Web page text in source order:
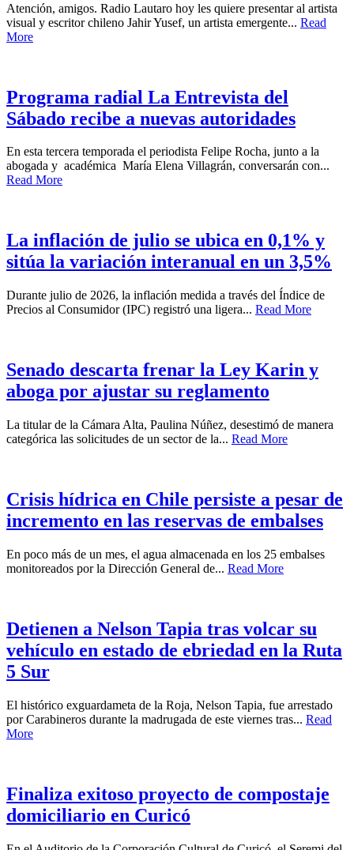
Atención, amigos. Radio Lautaro hoy les quiere presentar al artista
visual y escritor chileno Jahir Yusef, un artista emergente... Read
More
Programa radial La Entrevista del
Sábado recibe a nuevas autoridades
En esta tercera temporada el periodista Felipe Rocha, junto a la
abogada y académica María Elena Villagrán, conversarán con...
Read More
La inflación de julio se ubica en 0,1% y
sitúa la variación interanual en un 3,5%
Durante julio de 2026, la inflación medida a través del Índice de
Precios al Consumidor (IPC) registró una ligera... Read More
Senado descarta frenar la Ley Karin y
aboga por ajustar su reglamento
La titular de la Cámara Alta, Paulina Núñez, desestimó de manera
categórica las solicitudes de un sector de la... Read More
Crisis hídrica en Chile persiste a pesar de
incremento en las reservas de embalses
En poco más de un mes, el agua almacenada en los 25 embalses
monitoreados por la Dirección General de... Read More
Detienen a Nelson Tapia tras volcar su
vehículo en estado de ebriedad en la Ruta
5 Sur
El histórico exguardameta de la Roja, Nelson Tapia, fue arrestado
por Carabineros durante la madrugada de este viernes tras... Read
More
Finaliza exitoso proyecto de compostaje
domiciliario en Curicó